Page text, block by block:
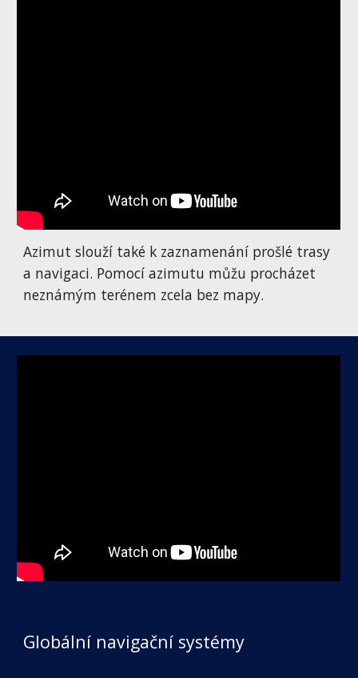
Azimut slouží také k zaznamenání prošlé trasy
a navigaci. Pomocí azimutu můžu procházet
neznámým terénem zcela bez mapy.
Globální navigační systémy